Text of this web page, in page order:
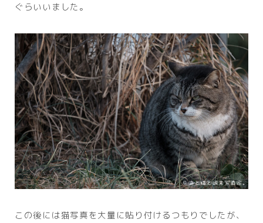
ぐらいいました。
この後には猫写真を大量に貼り付けるつもりでしたが、